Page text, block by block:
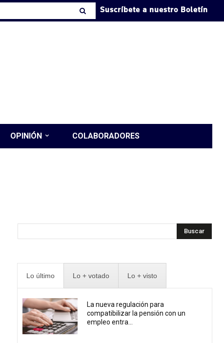
Suscríbete a nuestro Boletín
OPINIÓN COLABORADORES
Buscar
Lo último Lo + votado Lo + visto
La nueva regulación para
compatibilizar la pensión con un
empleo entra...